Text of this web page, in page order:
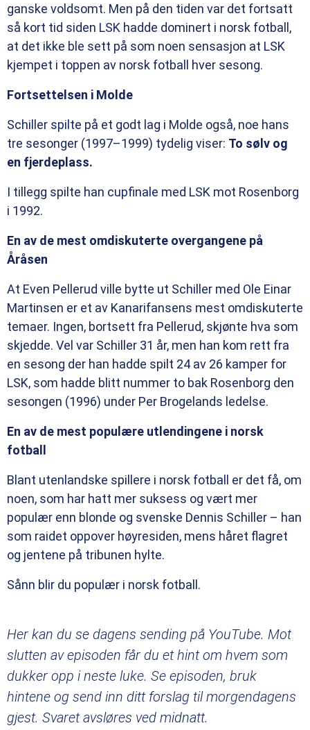
ganske voldsomt. Men på den tiden var det fortsatt
så kort tid siden LSK hadde dominert i norsk fotball,
at det ikke ble sett på som noen sensasjon at LSK
kjempet i toppen av norsk fotball hver sesong.
Fortsettelsen i Molde
Schiller spilte på et godt lag i Molde også, noe hans
tre sesonger (1997–1999) tydelig viser: To sølv og
en fjerdeplass.
I tillegg spilte han cupfinale med LSK mot Rosenborg
i 1992.
En av de mest omdiskuterte overgangene på
Åråsen
At Even Pellerud ville bytte ut Schiller med Ole Einar
Martinsen er et av Kanarifansens mest omdiskuterte
temaer. Ingen, bortsett fra Pellerud, skjønte hva som
skjedde. Vel var Schiller 31 år, men han kom rett fra
en sesong der han hadde spilt 24 av 26 kamper for
LSK, som hadde blitt nummer to bak Rosenborg den
sesongen (1996) under Per Brogelands ledelse.
En av de mest populære utlendingene i norsk
fotball
Blant utenlandske spillere i norsk fotball er det få, om
noen, som har hatt mer suksess og vært mer
populær enn blonde og svenske Dennis Schiller – han
som raidet oppover høyresiden, mens håret flagret
og jentene på tribunen hylte.
Sånn blir du populær i norsk fotball.
Her kan du se dagens sending på YouTube. Mot
slutten av episoden får du et hint om hvem som
dukker opp i neste luke. Se episoden, bruk
hintene og send inn ditt forslag til morgendagens
gjest. Svaret avsløres ved midnatt.